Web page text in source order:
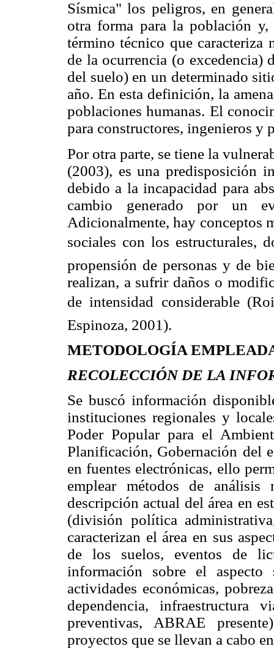
Sísmica" los peligros, en
otra forma para la población y,
término técnico que caracteriza
de la ocurrencia (o excedencia)
del suelo) en un determinado
año. En esta definición, la
poblaciones humanas. El
para constructores, ingenieros y
Por otra parte, se tiene la
(2003), es una predisposición
debido a la incapacidad para
cambio generado por un
Adicionalmente, hay conceptos
sociales con los estructurales,
propensión de personas y de
realizan, a sufrir daños o
de intensidad considerable
Espinoza, 2001).
METODOLOGÍA
RECOLECCIÓN DE LA
Se buscó información
instituciones regionales y
Poder Popular para el
Planificación, Gobernación del
en fuentes electrónicas, ello
emplear métodos de análisis
descripción actual del área en
(división política
caracterizan el área en sus
de los suelos, eventos de
información sobre el aspecto
actividades económicas,
dependencia, infraestructura
preventivas, ABRAE
proyectos que se llevan a cabo